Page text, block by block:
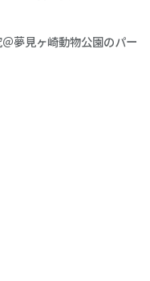
夢見ヶ崎動物公園のパー